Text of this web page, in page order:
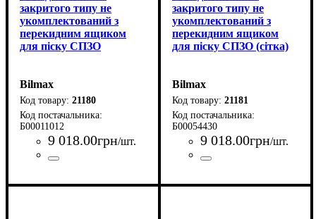
закритого типу не
укомплектований з
перекидним ящиком
для піску СПЗО
Bilmax
21180
Б00011012
9 018.00грн/шт.
закритого типу не
укомплектований з
перекидним ящиком
для піску СПЗО (сітка)
Bilmax
21181
Б00054430
9 018.00грн/шт.